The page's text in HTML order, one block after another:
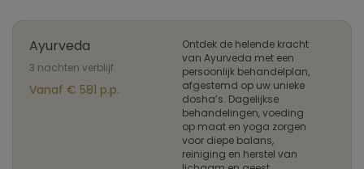
Ayurveda
3 nachten verblijf
Vanaf € 581 p.p.
Ontdek de helende kracht
van Ayurveda met een
persoonlijk behandelplan,
afgestemd op uw unieke
dosha’s. Dagelijkse
behandelingen, voeding
op maat en yoga zorgen
voor diepe balans,
reiniging en herstel van